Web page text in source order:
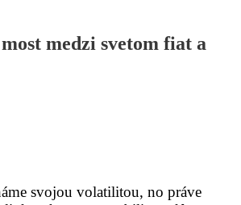
medzi svetom fiat a
svojou volatilitou, no práve